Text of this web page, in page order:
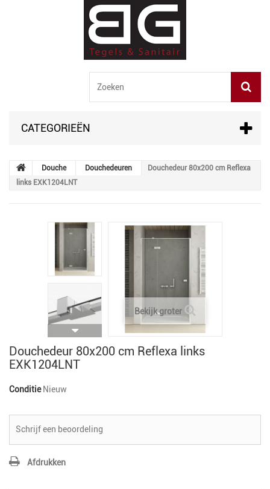
CATEGORIEËN
Douche Douchedeuren
Douchedeur 80x200 cm Reflexa
links EXK1204LNT
Bekijk groter
Douchedeur 80x200 cm Reflexa links
EXK1204LNT
Conditie Nieuw
Schrijf een beoordeling
Afdrukken